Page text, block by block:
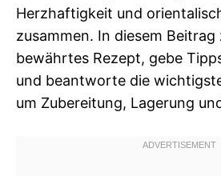
Herzhaftigkeit und
zusammen. In diesem
bewährtes Rezept, gebe
und beantworte die
um Zubereitung, Lagerung